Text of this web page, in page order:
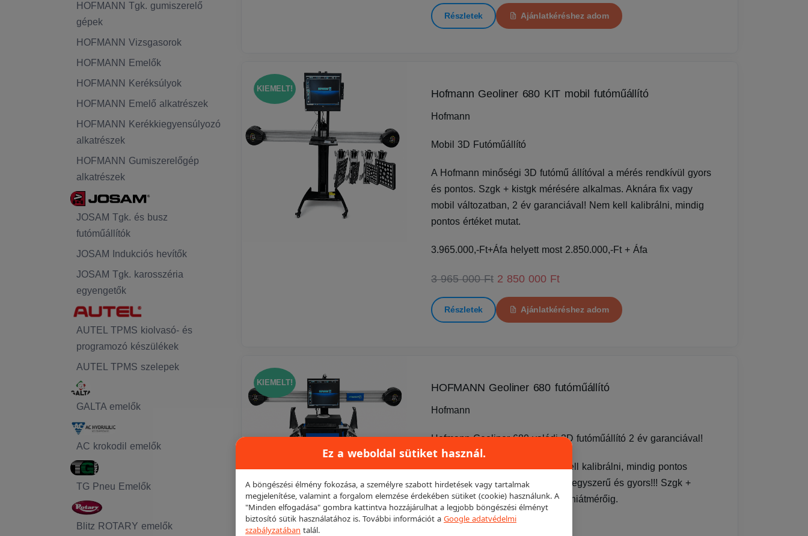
HOFMANN Tgk. gumiszerelő
gépek
HOFMANN Vizsgasorok
HOFMANN Emelők
HOFMANN Keréksúlyok
HOFMANN Emelő alkatrészek
HOFMANN Kerékkiegyensúlyozó
alkatrészek
HOFMANN Gumiszerelőgép
alkatrészek
JOSAM Tgk. és busz
futóműállítók
JOSAM Indukciós hevítők
JOSAM Tgk. karosszéria
egyengetők
AUTEL TPMS kiolvasó- és
programozó készülékek
AUTEL TPMS szelepek
GALTA emelők
AC krokodil emelők
TG Pneu Emelők
Blitz ROTARY emelők
Részletek Ajánlatkéréshez adom
KIEMELT! Hofmann Geoliner 680 KIT mobil futóműállító
Hofmann
Mobil 3D Futóműállító
A Hofmann minőségi 3D futómű állítóval a mérés rendkívül gyors
és pontos. Szgk + kistgk mérésére alkalmas. Aknára fix vagy
mobil változatban, 2 év garanciával! Nem kell kalibrálni, mindig
pontos értéket mutat.
3.965.000,-Ft+Áfa helyett most 2.850.000,-Ft + Áfa
3 965 000 Ft 2 850 000 Ft
Részletek Ajánlatkéréshez adom
KIEMELT! HOFMANN Geoliner 680 futóműállító
Hofmann
Hofmann Geoliner 680 valódi 3D futóműállító 2 év garanciával!
Egy futóműállító, amelyet nem kell kalibrálni, mindig pontos
értéket mutat. A mérés rendkívül egyszerű és gyors!!! Szgk +
kistgk mérésére alkalmas 24” felniátmérőig.
Ez a weboldal sütiket használ.
A böngészési élmény fokozása, a személyre szabott hirdetések vagy tartalmak
megjelenítése, valamint a forgalom elemzése érdekében sütiket (cookie) használunk. A
"Minden elfogadása" gombra kattintva hozzájárulhat a legjobb böngészési élményt
biztosító sütik használatához is. További információt a Google adatvédelmi
szabályzatában talál.